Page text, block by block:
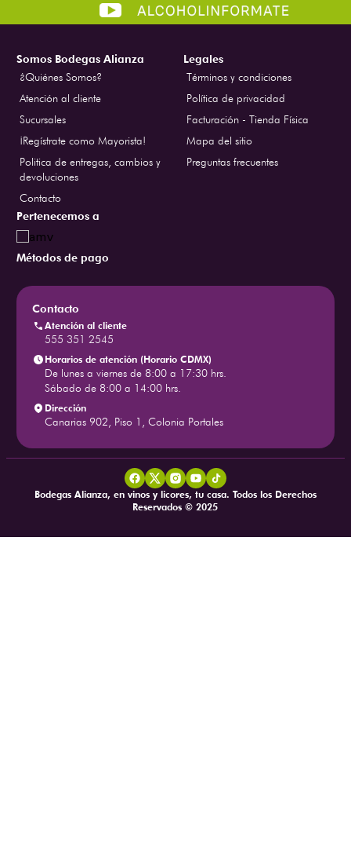
Somos Bodegas Alianza
¿Quiénes Somos?
Atención al cliente
Sucursales
¡Regístrate como Mayorista!
Politica de entregas, cambios y
devoluciones
Contacto
Legales
Términos y condiciones
Política de privacidad
Facturación - Tienda Física
Mapa del sitio
Preguntas frecuentes
Pertenecemos a
Métodos de pago
Contacto
Atención al cliente
555 351 2545
Horarios de atención (Horario CDMX)
De lunes a viernes de 8:00 a 17:30 hrs.
Sábado de 8:00 a 14:00 hrs.
Dirección
Canarias 902, Piso 1, Colonia Portales
Bodegas Alianza, en vinos y licores, tu casa. Todos los Derechos
Reservados © 2025